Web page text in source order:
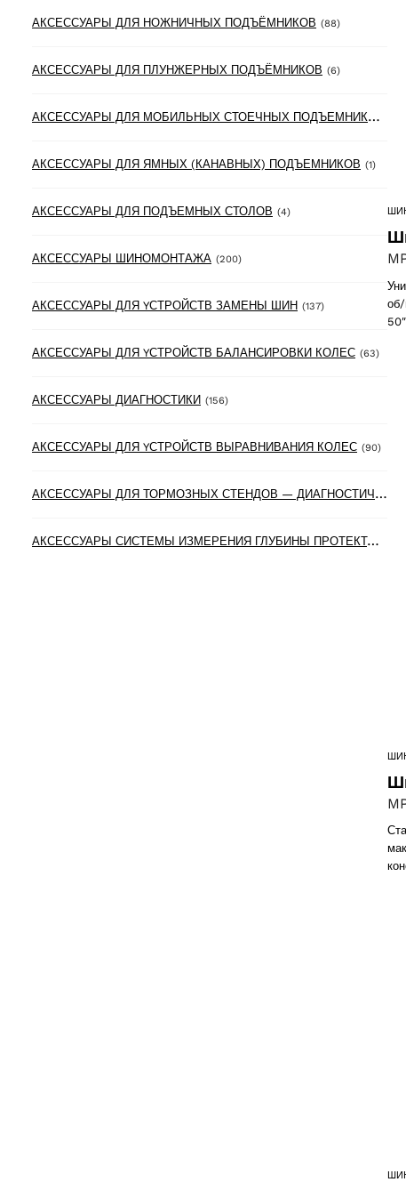
АКСЕССУАРЫ ДЛЯ НОЖНИЧНЫХ ПОДЪЁМНИКОВ (88)88 products
АКСЕССУАРЫ ДЛЯ ПЛУНЖЕРНЫХ ПОДЪЁМНИКОВ (6)6 products
А
КСЕССУАРЫ ДЛЯ МОБИЛЬНЫХ СТОЕЧНЫХ ПОДЪЕМНИКОВ
АКСЕССУАРЫ ДЛЯ ЯМНЫХ (КАНАВНЫХ) ПОДЪЕМНИКОВ (1)1
АКСЕССУАРЫ ДЛЯ ПОДЪЕМНЫХ СТОЛОВ (4)4 products
АКСЕССУАРЫ ШИНОМОНТАЖА (200)200 products
АКСЕССУАРЫ ДЛЯ YСТРОЙСТВ ЗАМЕНЫ ШИН (137)137 products
АКСЕССУАРЫ ДЛЯ YСТРОЙСТВ БАЛАНСИРОВКИ КОЛЕС (63)63
АКСЕССУАРЫ ДИАГНОСТИКИ (156)156 products
АКСЕССУАРЫ ДЛЯ YСТРОЙСТВ ВЫРАВНИВАНИЯ КОЛЕС (90)90
А
КСЕССУАРЫ ДЛЯ ТОРМОЗНЫХ СТЕНДОВ — ДИАГНОСТИЧЕСКИХ ЛИНИЙ
А
КСЕССУАРЫ СИСТЕМЫ ИЗМЕРЕНИЯ ГЛУБИНЫ ПРОТЕКТОРА ШИН
об/